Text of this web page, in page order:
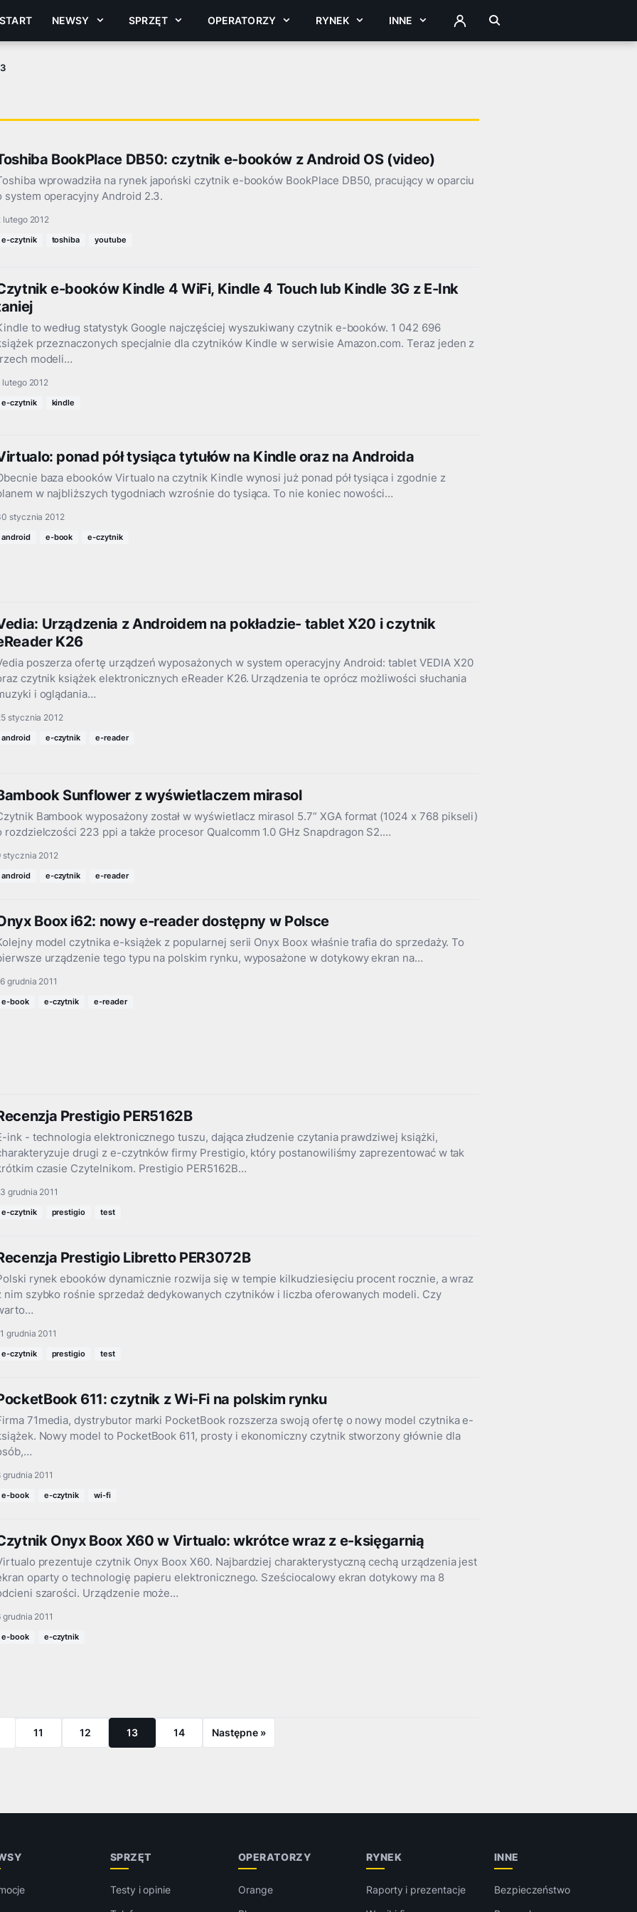
START NEWSY SPRZĘT OPERATORZY RYNEK INNE ZALOGUJ
BookPlace DB50: czytnik e-booków z Android OS (video)
wprowadziła na rynek japoński czytnik e-booków BookPlace DB50, pracujący w oparciu
system operacyjny Android 2.3.
lutego 2012
e-czytnik toshiba youtube
e-booków Kindle 4 WiFi, Kindle 4 Touch lub Kindle 3G z E-Ink
to według statystyk Google najczęściej wyszukiwany czytnik e-booków. 1 042 696
przeznaczonych specjalnie dla czytników Kindle w serwisie Amazon.com. Teraz jeden z
modeli…
lutego 2012
e-czytnik kindle
ponad pół tysiąca tytułów na Kindle oraz na Androida
baza ebooków Virtualo na czytnik Kindle wynosi już ponad pół tysiąca i zgodnie z
w najbliższych tygodniach wzrośnie do tysiąca. To nie koniec nowości…
stycznia 2012
android e-book e-czytnik
Urządzenia z Androidem na pokładzie- tablet X20 i czytnik
K26
poszerza ofertę urządzeń wyposażonych w system operacyjny Android: tablet VEDIA X20
czytnik książek elektronicznych eReader K26. Urządzenia te oprócz możliwości słuchania
i oglądania…
stycznia 2012
android e-czytnik e-reader
Sunflower z wyświetlaczem mirasol
Bambook wyposażony został w wyświetlacz mirasol 5.7” XGA format (1024 x 768 pikseli)
rozdzielczości 223 ppi a także procesor Qualcomm 1.0 GHz Snapdragon S2.…
stycznia 2012
android e-czytnik e-reader
Boox i62: nowy e-reader dostępny w Polsce
model czytnika e-książek z popularnej serii Onyx Boox właśnie trafia do sprzedaży. To
urządzenie tego typu na polskim rynku, wyposażone w dotykowy ekran na…
grudnia 2011
e-book e-czytnik e-reader
Prestigio PER5162B
ink - technologia elektronicznego tuszu, dająca złudzenie czytania prawdziwej książki,
drugi z e-czytnków firmy Prestigio, który postanowiliśmy zaprezentować w tak
czasie Czytelnikom. Prestigio PER5162B…
grudnia 2011
e-czytnik prestigio test
Prestigio Libretto PER3072B
rynek ebooków dynamicznie rozwija się w tempie kilkudziesięciu procent rocznie, a wraz
nim szybko rośnie sprzedaż dedykowanych czytników i liczba oferowanych modeli. Czy
grudnia 2011
e-czytnik prestigio test
611: czytnik z Wi-Fi na polskim rynku
71media, dystrybutor marki PocketBook rozszerza swoją ofertę o nowy model czytnika e-
Nowy model to PocketBook 611, prosty i ekonomiczny czytnik stworzony głównie dla
grudnia 2011
e-book e-czytnik wi-fi
Onyx Boox X60 w Virtualo: wkrótce wraz z e-księgarnią
prezentuje czytnik Onyx Boox X60. Najbardziej charakterystyczną cechą urządzenia jest
oparty o technologię papieru elektronicznego. Sześciocalowy ekran dotykowy ma 8
szarości. Urządzenie może…
grudnia 2011
e-book e-czytnik
11 12 13 14 Następne »
SPRZĘT
Testy i opinie
OPERATORZY
Orange
RYNEK
Raporty i prezentacje
INNE
Bezpieczeństwo